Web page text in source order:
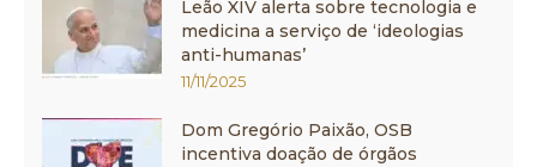
Leão XIV alerta sobre tecnologia e
medicina a serviço de ‘ideologias
anti-humanas’
11/11/2025
Dom Gregório Paixão, OSB
incentiva doação de órgãos